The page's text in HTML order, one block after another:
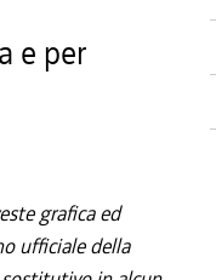
e per
grafica ed
ufficiale della